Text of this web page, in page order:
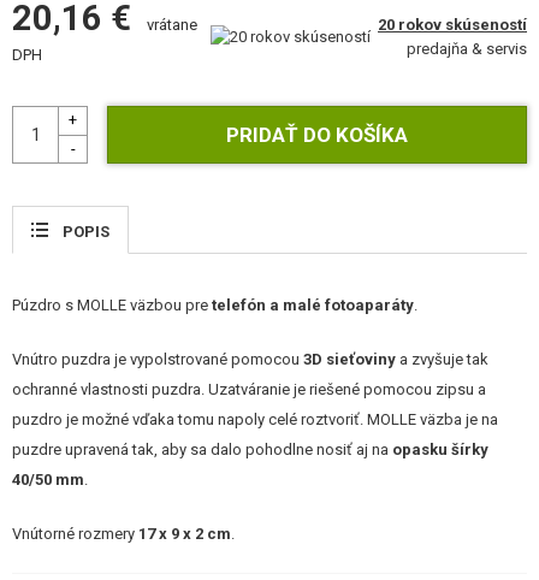
STAVEBNICE, MODELY
POŠKODENÝ, POUŽITÝ TOVAR
ZĽAVY, AKCIE
20,16 €
vrátane
DPH
20 rokov skúseností
predajňa & servis
POPIS
Púzdro s MOLLE väzbou pre telefón a malé fotoaparáty.
Vnútro puzdra je vypolstrované pomocou 3D sieťoviny a zvyšuje tak
ochranné vlastnosti puzdra. Uzatváranie je riešené pomocou zipsu a
puzdro je možné vďaka tomu napoly celé roztvoriť. MOLLE väzba je na
puzdre upravená tak, aby sa dalo pohodlne nosiť aj na opasku šírky
40/50 mm.
Vnútorné rozmery 17 x 9 x 2 cm.